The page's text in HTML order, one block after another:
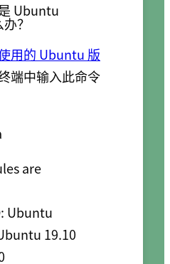
Ubuntu
？
用的 Ubuntu 版
端中输入此命令
are
Ubuntu
19.10